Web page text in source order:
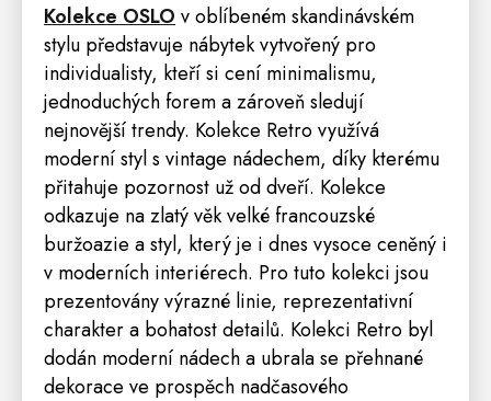
Kolekce OSLO v oblíbeném skandinávském
stylu představuje nábytek vytvořený pro
individualisty, kteří si cení minimalismu,
jednoduchých forem a zároveň sledují
nejnovější trendy. Kolekce Retrovyužívá
moderní styl s vintage nádechem, díky kterému
přitahuje pozornost už od dveří. Kolekce
odkazuje na zlatý věk velké francouzské
buržoazie a styl, který je i dnes vysoce ceněný i
v moderních interiérech. Pro tuto kolekci jsou
prezentovány výrazné linie, reprezentativní
charakter a bohatost detailů. Kolekci Retro byl
dodán moderní nádech a ubrala se přehnané
dekorace ve prospěch nadčasového